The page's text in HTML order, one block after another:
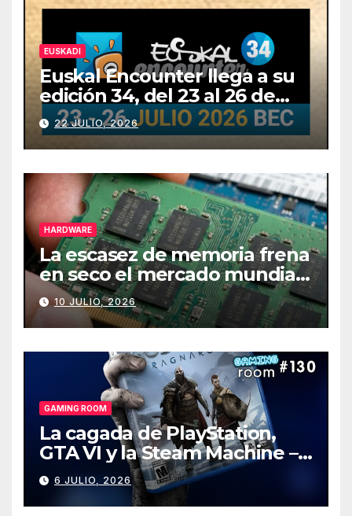
EUSKADI
Euskal Encounter llega a su
edición 34, del 23 al 26 de
julio
22 JULIO, 2026
HARDWARE
La escasez de memoria frena
en seco el mercado mundial
de PCs
10 JULIO, 2026
GAMING ROOM
La cagada de PlayStation,
GTA VI y la Steam Machine –
Gaming Room #130
6 JULIO, 2026